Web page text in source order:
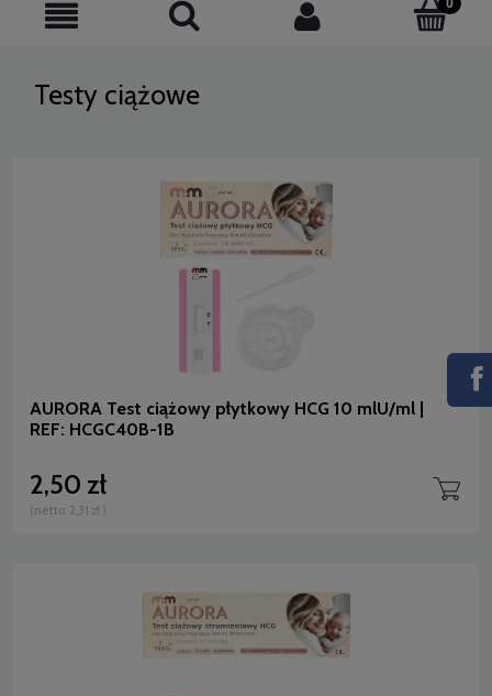
Testy ciążowe
AURORA Test ciążowy płytkowy HCG 10 mlU/ml |
REF: HCGC40B-1B
2,50 zł
(netto: 2,31 zł )